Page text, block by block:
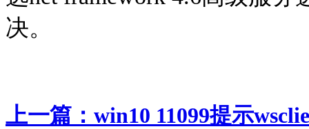
决。
上一篇： win10 11099提示